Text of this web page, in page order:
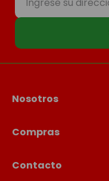
Nosotros
Compras
Contacto